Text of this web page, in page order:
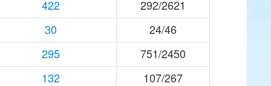
422
292/2621
30
24/46
295
751/2450
132
107/267